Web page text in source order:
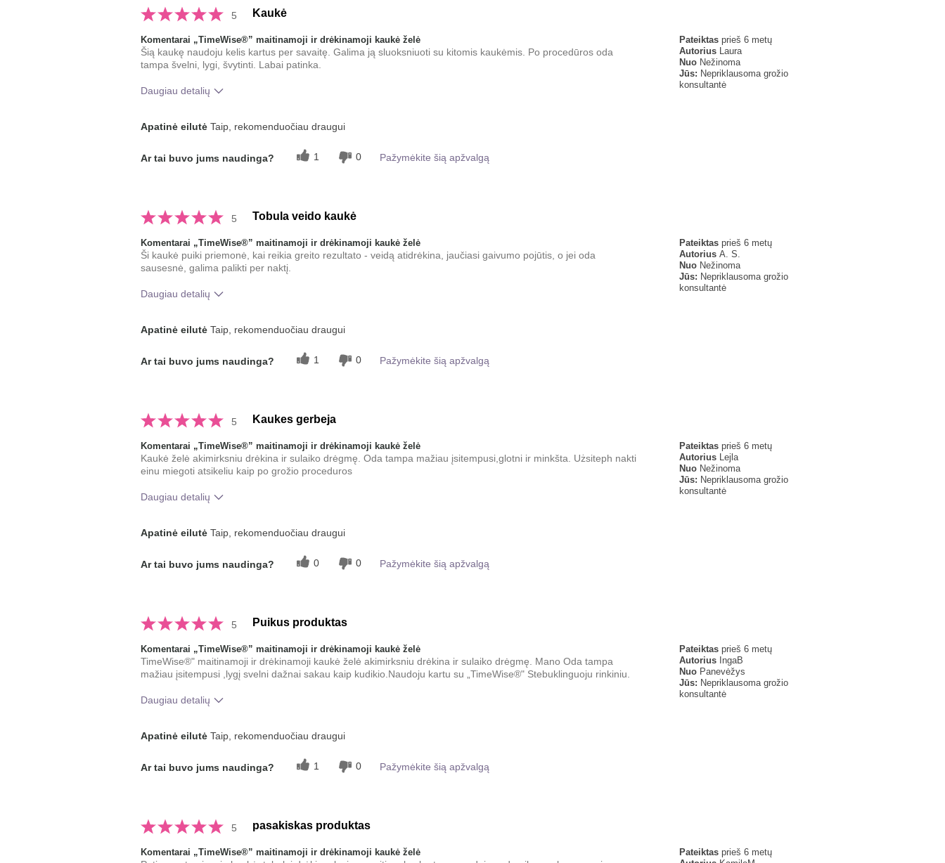
5 Kaukė
Pateiktasprieš 6 metų
Autorius Laura
Nuo Nežinoma
Jūs: Nepriklausoma grožio
konsultantė
Komentarai „TimeWise®” maitinamoji ir drėkinamoji kaukė želė
Šią kaukę naudoju kelis kartus per savaitę. Galima ją sluoksniuoti su kitomis kaukėmis. Po procedūros oda
tampa švelni, lygi, švytinti. Labai patinka.
Daugiau detalių
naudojimo?
Apatinė eilutėTaip, rekomenduočiau draugui
Ar tai buvo jums naudinga? 1 0 Pažymėkite šią apžvalgą
5 Tobula veido kaukė
Pateiktasprieš 6 metų
Autorius A. S.
Nuo Nežinoma
Jūs: Nepriklausoma grožio
konsultantė
Komentarai „TimeWise®” maitinamoji ir drėkinamoji kaukė želė
Ši kaukė puiki priemonė, kai reikia greito rezultato - veidą atidrėkina, jaučiasi gaivumo pojūtis, o jei oda
sausesnė, galima palikti per naktį.
Daugiau detalių
po šio produkto naudojimo?
pojūtis ant odos, Tolygiai tepamas
Apatinė eilutėTaip, rekomenduočiau draugui
Ar tai buvo jums naudinga? 1 0 Pažymėkite šią apžvalgą
5 Kaukes gerbeja
Pateiktasprieš 6 metų
Autorius Lejla
Nuo Nežinoma
Jūs: Nepriklausoma grožio
konsultantė
Komentarai „TimeWise®” maitinamoji ir drėkinamoji kaukė želė
Kaukė želė akimirksniu drėkina ir sulaiko drėgmę. Oda tampa mažiau įsitempusi,glotni ir minkšta. Użsiteph nakti
einu miegoti atsikeliu kaip po grožio proceduros
Daugiau detalių
produkto naudojimo?
Apatinė eilutėTaip, rekomenduočiau draugui
Ar tai buvo jums naudinga? 0 0 Pažymėkite šią apžvalgą
5 Puikus produktas
Pateiktasprieš 6 metų
Autorius IngaB
Nuo Panevėžys
Jūs: Nepriklausoma grožio
konsultantė
Komentarai „TimeWise®” maitinamoji ir drėkinamoji kaukė želė
TimeWise®" maitinamoji ir drėkinamoji kaukė želė akimirksniu drėkina ir sulaiko drėgmę. Mano Oda tampa
mažiau įsitempusi ,lygį svelni dažnai sakau kaip kudikio.Naudoju kartu su „TimeWise®" Stebuklinguoju rinkiniu.
Daugiau detalių
po šio produkto naudojimo?
pojūtis ant odos, Tolygiai tepamas
Apatinė eilutėTaip, rekomenduočiau draugui
Ar tai buvo jums naudinga? 1 0 Pažymėkite šią apžvalgą
5 pasakiskas produktas
Pateiktasprieš 6 metų
Komentarai „TimeWise®” maitinamoji ir drėkinamoji kaukė želė